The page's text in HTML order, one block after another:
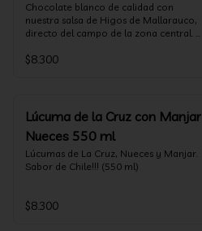
Chocolate blanco de calidad con
nuestra salsa de Higos de Mallarauco,
directo del campo de la zona central.
$8.300
Lúcuma de la Cruz con Manjar
Nueces 550 ml
Lúcumas de La Cruz, Nueces y Manjar.
Sabor de Chile!!! (550 ml)
$8.300